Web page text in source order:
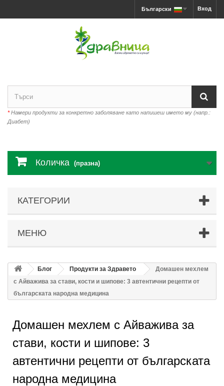
Вход
Български
*Намери продукти за конкретно заболяване като напишеш името му (напр.:
Диабет)
Количка (празна)
КАТЕГОРИИ
МЕНЮ
Блог Продукти за Здравето
Домашен мехлем
с Айважива за стави, кости и шипове: 3 автентични рецепти от
българската народна медицина
Домашен мехлем с Айважива за
стави, кости и шипове: 3
автентични рецепти от българската
народна медицина